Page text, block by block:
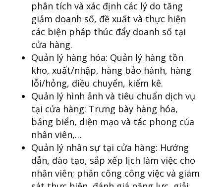
phân tích và xác định các lý do tăng
giảm doanh số, đề xuất và thực hiện
các biện pháp thúc đẩy doanh số tại
cửa hàng.
Quản lý hàng hóa: Quản lý hàng tồn
kho, xuất/nhập, hàng bảo hành, hàng
lỗi/hỏng, điều chuyển, kiểm kê.
Quản lý hình ảnh và tiêu chuẩn dịch vụ
tại cửa hàng: Trưng bày hàng hóa,
bảng biển, diện mạo và tác phong của
nhân viên,…
Quản lý nhân sự tại cửa hàng: Hướng
dẫn, đào tạo, sắp xếp lịch làm việc cho
nhân viên; phân công công việc và giám